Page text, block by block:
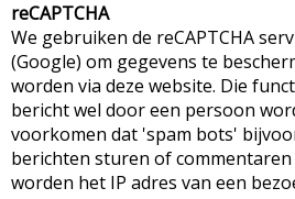
reCAPTCHA
We gebruiken de reCAPTCHA
(Google) om gegevens te
worden via deze website. Die
bericht wel door een persoon
voorkomen dat 'spam bots'
berichten sturen of
worden het IP adres van een